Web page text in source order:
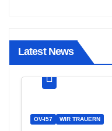
Latest News
OV-I57 WIR TRAUERN